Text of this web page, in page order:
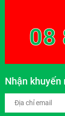
08
Nhận khuyến